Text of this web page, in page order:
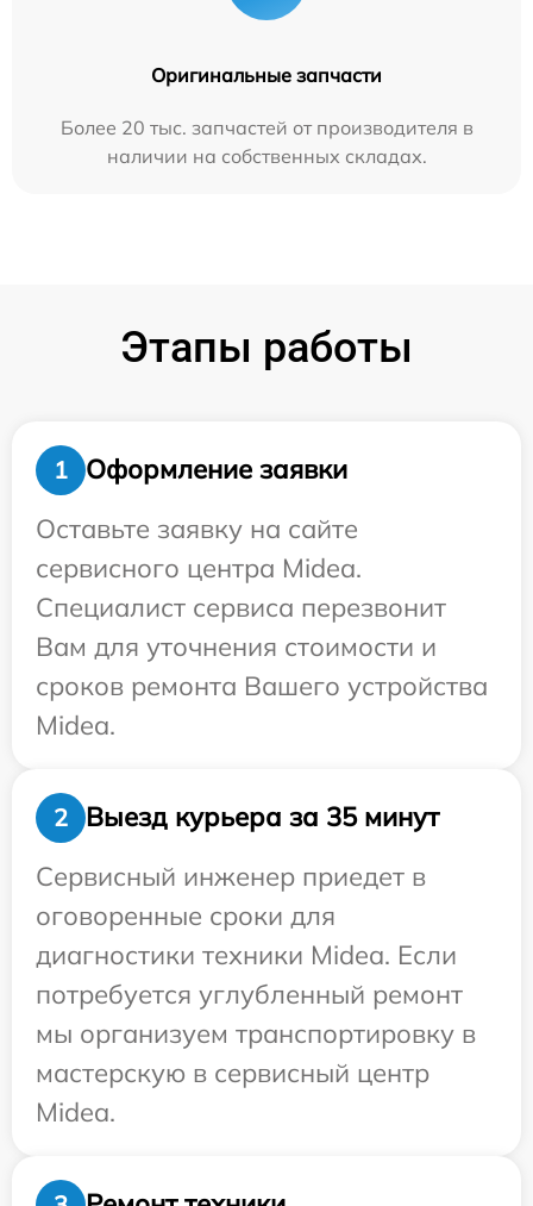
Оригинальные запчасти
Более 20 тыс. запчастей от производителя в
наличии на собственных складах.
Этапы работы
1
Оформление заявки
Оставьте заявку на сайте
сервисного центра Midea.
Специалист сервиса перезвонит
Вам для уточнения стоимости и
сроков ремонта Вашего устройства
Midea.
2
Выезд курьера за 35 минут
Сервисный инженер приедет в
оговоренные сроки для
диагностики техники Midea. Если
потребуется углубленный ремонт
мы организуем транспортировку в
мастерскую в сервисный центр
Midea.